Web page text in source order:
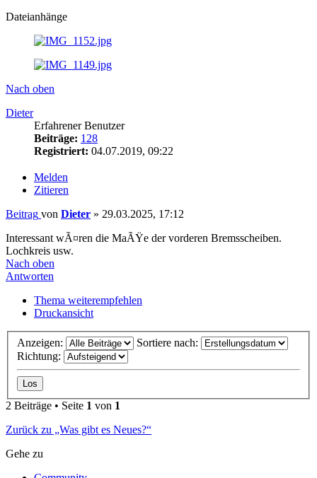
Dateianhänge
Nach oben
Dieter
Erfahrener Benutzer
Beiträge: 128
Registriert: 04.07.2019, 09:22
Melden
Zitieren
Beitrag von Dieter » 29.03.2025, 17:12
Interessant wÃ¤ren die MaÃŸe der vorderen Bremsscheiben.
Lochkreis usw.
Nach oben
Antworten
Thema weiterempfehlen
Druckansicht
Anzeigen:
Sortiere nach:
Richtung:
2 Beiträge • Seite 1 von 1
Zurück zu „Was gibt es Neues?“
Gehe zu